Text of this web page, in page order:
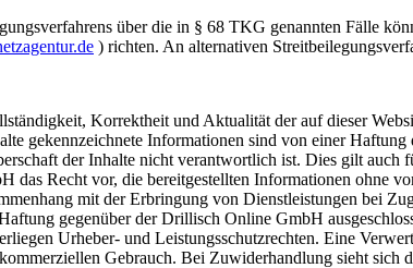
über die in § 68 TKG genannten Fälle
) richten. An alternativen
Korrektheit und Aktualität der auf dieser
gekennzeichnete Informationen sind von einer
der Inhalte nicht verantwortlich ist. Dies gilt auch
das Recht vor, die bereitgestellten Informationen ohne
mit der Erbringung von Dienstleistungen bei
gegenüber der Drillisch Online GmbH
Urheber- und Leistungsschutzrechten. Eine
Gebrauch. Bei Zuwiderhandlung sieht